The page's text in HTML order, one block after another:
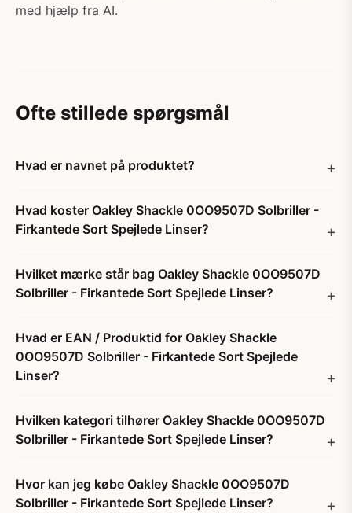
med hjælp fra AI.
Ofte stillede spørgsmål
Hvad er navnet på produktet?
Hvad koster Oakley Shackle 0OO9507D Solbriller -
Firkantede Sort Spejlede Linser?
Hvilket mærke står bag Oakley Shackle 0OO9507D
Solbriller - Firkantede Sort Spejlede Linser?
Hvad er EAN / Produktid for Oakley Shackle
0OO9507D Solbriller - Firkantede Sort Spejlede
Linser?
Hvilken kategori tilhører Oakley Shackle 0OO9507D
Solbriller - Firkantede Sort Spejlede Linser?
Hvor kan jeg købe Oakley Shackle 0OO9507D
Solbriller - Firkantede Sort Spejlede Linser?